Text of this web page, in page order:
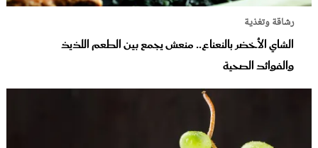
رشاقة وتغذية
الشاي الأخضر بالنعناع.. منعش يجمع بين الطعم اللذيذ
والفوائد الصحية